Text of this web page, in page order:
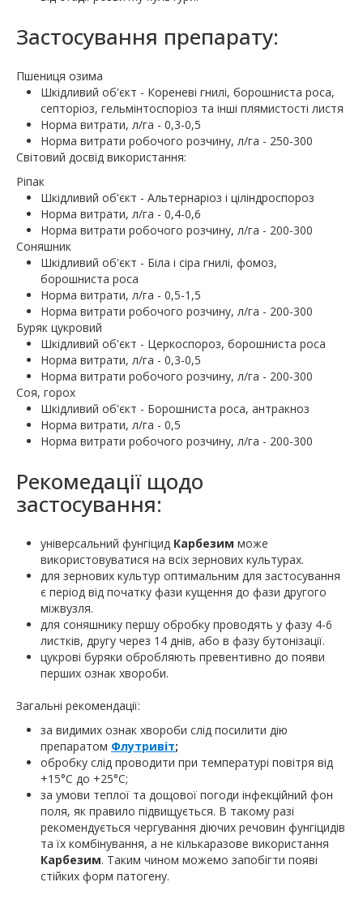
Застосування препарату:
Пшениця озима
Шкiдливий об'єкт - Кореневі гнилі, борошниста роса,
септоріоз, гельмінтоспоріоз та інші плямистості листя
Норма витрати, л/га - 0,3-0,5
Норма витрати робочого розчину, л/га - 250-300
Свiтовий досвiд використання:
Ріпак
Шкiдливий об'єкт - Альтернаріоз і ціліндроспороз
Норма витрати, л/га - 0,4-0,6
Норма витрати робочого розчину, л/га - 200-300
Соняшник
Шкiдливий об'єкт - Біла і сіра гнилі, фомоз,
борошниста роса
Норма витрати, л/га - 0,5-1,5
Норма витрати робочого розчину, л/га - 200-300
Буряк цукровий
Шкiдливий об'єкт - Церкоспороз, борошниста роса
Норма витрати, л/га - 0,3-0,5
Норма витрати робочого розчину, л/га - 200-300
Соя, горох
Шкiдливий об'єкт - Борошниста роса, антракноз
Норма витрати, л/га - 0,5
Норма витрати робочого розчину, л/га - 200-300
Рекомедації щодо
застосування:
універсальний фунгіцид Карбезим може
використовуватися на всіх зернових культурах.
для зернових культур оптимальним для застосування
є період від початку фази кущення до фази другого
міжвузля.
для соняшнику першу обробку проводять у фазу 4-6
листків, другу через 14 днів, або в фазу бутонізації.
цукрові буряки обробляють превентивно до появи
перших ознак хвороби.
Загальні рекомендації:
за видимих ознак хвороби слід посилити дію
препаратом Флутривіт;
обробку слід проводити при температурі повітря від
+15°С до +25°С;
за умови теплої та дощової погоди інфекційний фон
поля, як правило підвищується. В такому разі
рекомендується чергування діючих речовин фунгіцидів
та їх комбінування, а не кількаразове використання
Карбезим. Таким чином можемо запобігти появі
стійких форм патогену.